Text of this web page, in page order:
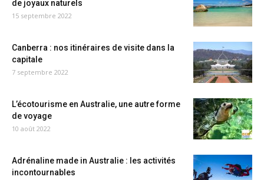
de joyaux naturels
15 septembre 2022
Canberra : nos itinéraires de visite dans la
capitale
7 septembre 2022
L’écotourisme en Australie, une autre forme
de voyage
10 août 2022
Adrénaline made in Australie : les activités
incontournables